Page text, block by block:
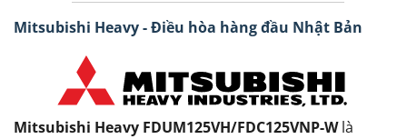
Mitsubishi Heavy - Điều hòa hàng đầu Nhật Bản
Mitsubishi Heavy FDUM125VH/FDC125VNP-Wlà